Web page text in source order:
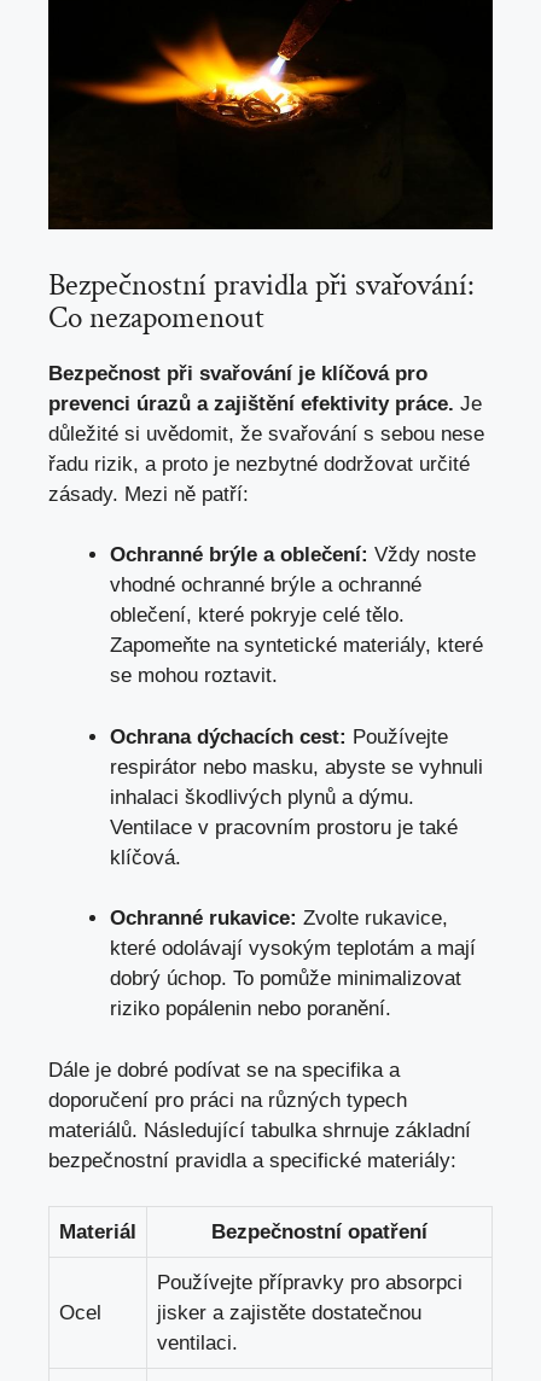
Bezpečnostní pravidla při ⁤svařování:
Co nezapomenout
Bezpečnost‍ při⁣ svařování je klíčová​ pro
prevenci úrazů a ‌zajištění efektivity ⁢práce. ‍Je
důležité si uvědomit, že svařování s‍ sebou nese
řadu rizik, a proto je ‍nezbytné dodržovat ‌určité
zásady. Mezi ně patří:
Ochranné brýle a oblečení: Vždy noste
vhodné ochranné ⁤brýle a ⁣ochranné
oblečení, které ‍pokryje celé tělo.⁣
Zapomeňte na ⁣syntetické ⁤materiály, které
se⁤ mohou roztavit.
Ochrana dýchacích cest: Používejte
respirátor nebo masku,⁣ abyste se vyhnuli
inhalaci škodlivých plynů a dýmu.
Ventilace v⁢ pracovním⁢ prostoru je také
klíčová.
Ochranné rukavice: ⁣Zvolte ‍rukavice,
⁢které odolávají vysokým teplotám a mají
⁣dobrý ⁢úchop. To pomůže‍ minimalizovat
riziko popálenin ⁢nebo poranění.
Dále je dobré podívat⁢ se⁤ na⁤ specifika a
⁢doporučení pro ⁣práci na různých ⁤typech
materiálů. Následující tabulka‍ shrnuje základní
bezpečnostní pravidla a specifické materiály:
Materiál Bezpečnostní opatření
Ocel
Používejte přípravky pro absorpci
jisker ⁢a‌ zajistěte dostatečnou
ventilaci.